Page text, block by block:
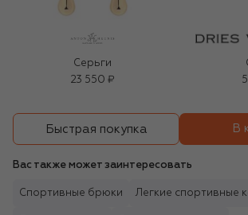
Серьги
23 550 ₽
Быстрая покупка В
Вас также может заинтересовать
Спортивные брюки Легкие спортивные